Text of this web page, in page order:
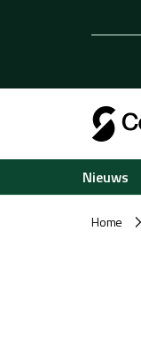
Nieuws
Home /